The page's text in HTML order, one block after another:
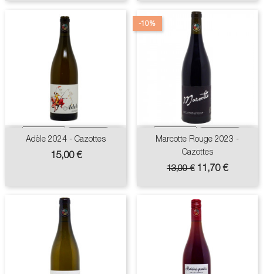
Adèle 2024 - Cazottes
Prix
15,00 €
Marcotte Rouge 2023 -
Cazottes
Prix
base
13,00 €
-10%
Prix
11,70 €